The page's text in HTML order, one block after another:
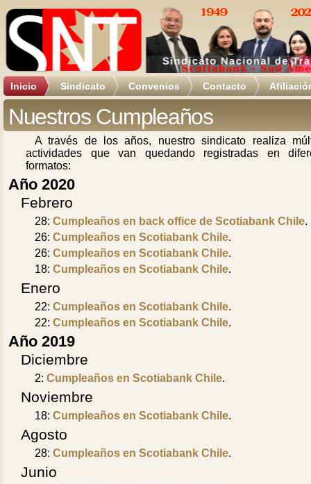
Inicio Sindicato Convenios Contacto
Nuestros Cumpleaños
A través de los años, nuestro sindicato realiza
actividades que van quedando registradas en
formatos:
Año 2020
Febrero
28: Cumpleaños en back office de Scotiabank Chile.
26: Cumpleaños en Scotiabank Chile.
26: Cumpleaños en Scotiabank Chile.
18: Cumpleaños en Scotiabank Chile.
Enero
22: Cumpleaños en Scotiabank Chile.
22: Cumpleaños en Scotiabank Chile.
Año 2019
Diciembre
2: Cumpleaños en Scotiabank Chile.
Noviembre
18: Cumpleaños en Scotiabank Chile.
Agosto
28: Cumpleaños en Scotiabank Chile.
Junio